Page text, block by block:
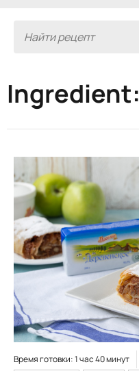
Ingredient:
Время готовки: 1 час 40 минут